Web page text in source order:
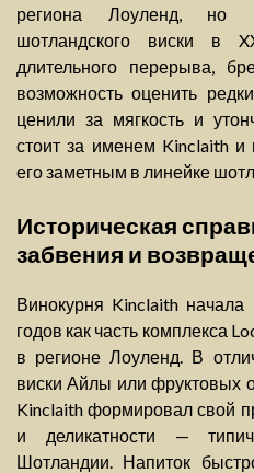
региона Лоуленд, но
шотландского виски в
длительного перерыва,
возможность оценить
ценили за мягкость и
стоит за именем Kinclaith и
его заметным в линейке
Историческая
забвения и
Винокурня Kinclaith
годов как часть комплекса
в регионе Лоуленд. В
виски Айлы или фруктовых
Kinclaith формировал свой
и деликатности —
Шотландии. Напиток